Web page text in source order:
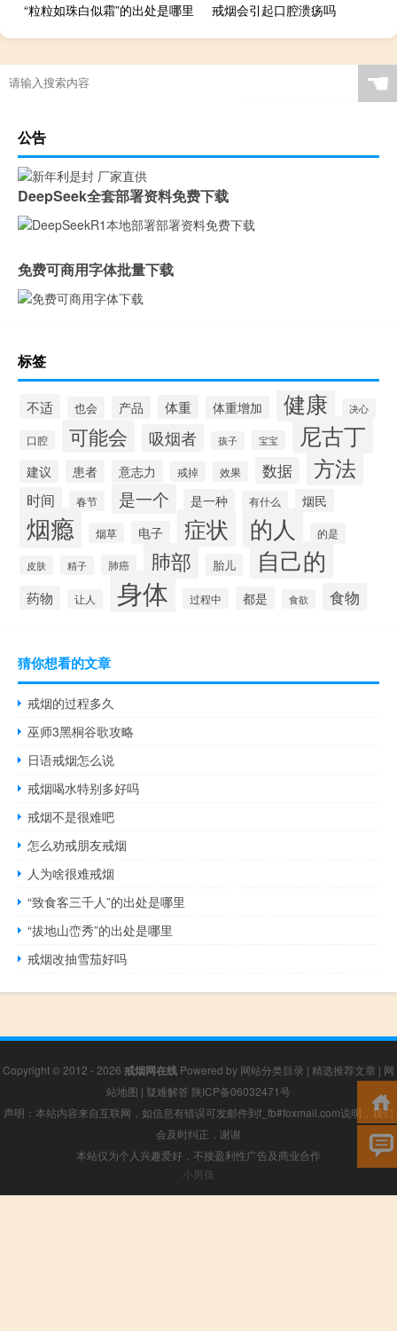
“粒粒如珠白似霜”的出处是哪里
戒烟会引起口腔溃疡吗
☚
公告
DeepSeek全套部署资料免费下载
免费可商用字体批量下载
标签
不适 也会 产品 体重 体重增加 健康 决心
口腔 可能会 吸烟者 孩子 宝宝 尼古丁
建议 患者 意志力 戒掉 效果 数据 方法
时间 春节 是一个 是一种 有什么 烟民
烟瘾 烟草 电子 症状 的人 的是
皮肤 精子 肺癌 肺部 胎儿 自己的
药物 让人 身体 过程中 都是 食欲 食物
猜你想看的文章
戒烟的过程多久
巫师3黑桐谷歌攻略
日语戒烟怎么说
戒烟喝水特别多好吗
戒烟不是很难吧
怎么劝戒朋友戒烟
人为啥很难戒烟
“致食客三千人”的出处是哪里
“拔地山峦秀”的出处是哪里
戒烟改抽雪茄好吗
Copyright © 2012 - 2026 戒烟网在线 Powered by 网站分类目录 | 精选推荐文章 | 网
站地图 | 疑难解答 陕ICP备06032471号
声明：本站内容来自互联网，如信息有错误可发邮件到f_fb#foxmail.com说明，我们
会及时纠正，谢谢
本站仅为个人兴趣爱好，不接盈利性广告及商业合作
小男孩